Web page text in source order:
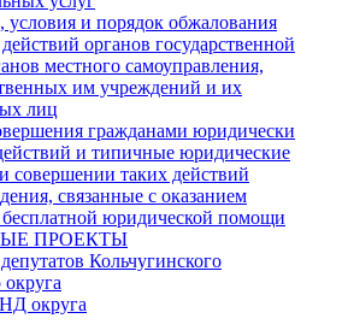
условия и порядок обжалования
органов государственной
местного самоуправления,
им учреждений и их
лиц
гражданами юридически
и типичные юридические
совершении таких действий
связанные с оказанием
юридической помощи
ПРОЕКТЫ
Кольчугинского
округа